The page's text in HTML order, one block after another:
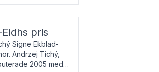
pris
Signe Ekblad-
Andrzej Tichý,
2005 med